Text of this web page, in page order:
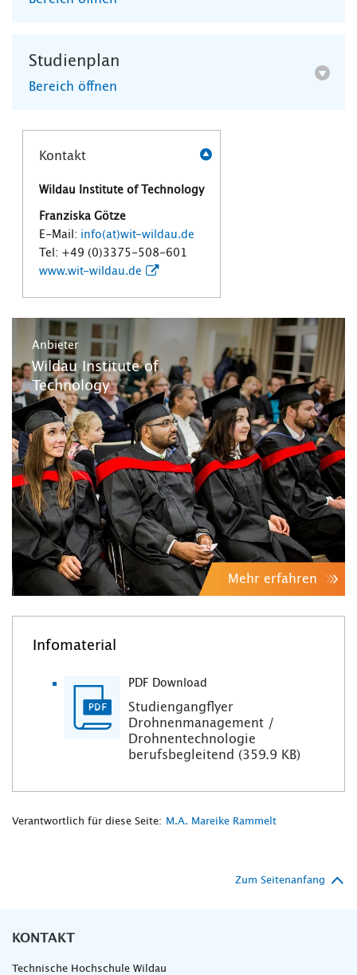
Studienplan
Bereich öffnen
Kontakt
Wildau Institute of Technology
Franziska Götze
E-Mail: info(at)wit-wildau.de
Tel: +49 (0)3375-508-601
www.wit-wildau.de
Anbieter
Wildau Institute of
Technology
Mehr erfahren
Infomaterial
PDF Download
Studiengangflyer
Drohnenmanagement /
Drohnentechnologie
berufsbegleitend (359.9 KB)
Verantwortlich für diese Seite: M.A. Mareike Rammelt
Zum Seitenanfang
KONTAKT
Technische Hochschule Wildau